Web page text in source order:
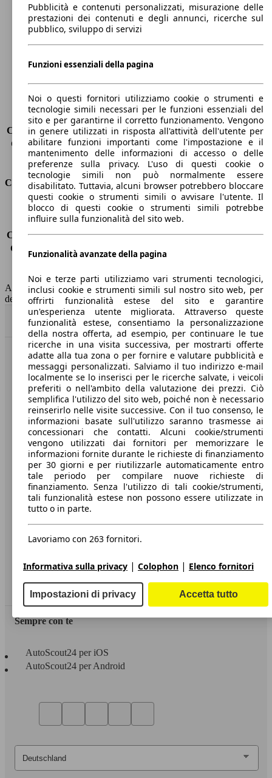
Lunghezza
4410 mm
Altezza
1650 mm
Larghezza
Peso massimo
2021 kg
Sedili
5
Carico sul tetto
-
Capacità di traino (senza freni) -
Capacità di traino (con freni)
1850 kg
Volume del bagagliaio
572 - 2618 l
Consumi
Emissioni di CO2*
129 g/km (komb.)
Consumo (urbano)
7.2 l/100km
Consumo (extra-urbano) 5.0 l/100km
Consumo (combinato)*
5.8 l/100km
Capacità del serbatoio
52 l
AutoScout24 non si assume alcuna responsabilità per la correttezza
dei dati.
Torna su
Benvenuti su AutoScout24, il mercato auto europeo.
Società
A proposito di AutoScout24
Stampa
Media
Condizioni generali
Informazioni
Privacy
Dichiarazione di Accessibilità
Servizi
Area rivenditori
Sempre con te
AutoScout24 per iOS
AutoScout24 per Android
Pubblicità e contenuti personalizzati, misurazione delle
prestazioni dei contenuti e degli annunci, ricerche sul
pubblico, sviluppo di servizi
Funzioni essenziali della pagina
Noi o questi fornitori utilizziamo cookie o strumenti e
tecnologie simili necessari per le funzioni essenziali del
sito e per garantirne il corretto funzionamento. Vengono
in genere utilizzati in risposta all'attività dell'utente per
abilitare funzioni importanti come l'impostazione e il
mantenimento delle informazioni di accesso o delle
preferenze sulla privacy. L'uso di questi cookie o
tecnologie simili non può normalmente essere
disabilitato. Tuttavia, alcuni browser potrebbero bloccare
questi cookie o strumenti simili o avvisare l'utente. Il
blocco di questi cookie o strumenti simili potrebbe
influire sulla funzionalità del sito web.
Funzionalità avanzate della pagina
Noi e terze parti utilizziamo vari strumenti tecnologici,
inclusi cookie e strumenti simili sul nostro sito web, per
offrirti funzionalità estese del sito e garantire
un'esperienza utente migliorata. Attraverso queste
funzionalità estese, consentiamo la personalizzazione
della nostra offerta, ad esempio, per continuare le tue
ricerche in una visita successiva, per mostrarti offerte
adatte alla tua zona o per fornire e valutare pubblicità e
messaggi personalizzati. Salviamo il tuo indirizzo e-mail
localmente se lo inserisci per le ricerche salvate, i veicoli
preferiti o nell'ambito della valutazione dei prezzi. Ciò
semplifica l'utilizzo del sito web, poiché non è necessario
reinserirlo nelle visite successive. Con il tuo consenso, le
informazioni basate sull'utilizzo saranno trasmesse ai
concessionari che contatti. Alcuni cookie/strumenti
vengono utilizzati dai fornitori per memorizzare le
informazioni fornite durante le richieste di finanziamento
per 30 giorni e per riutilizzarle automaticamente entro
tale periodo per compilare nuove richieste di
finanziamento. Senza l'utilizzo di tali cookie/strumenti,
tali funzionalità estese non possono essere utilizzate in
tutto o in parte.
Lavoriamo con 263 fornitori.
Informativa sulla privacy | Colophon | Elenco fornitori
Impostazioni di privacy Accetta tutto